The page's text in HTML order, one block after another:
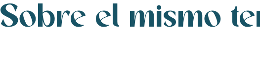
Sobre el mismo